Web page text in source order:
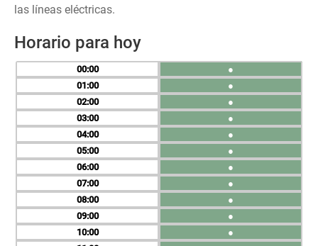
las líneas eléctricas.
Horario para hoy
00
01
02
03
04
05
06
07
08
09
10
●
●
●
●
●
●
●
●
●
●
●